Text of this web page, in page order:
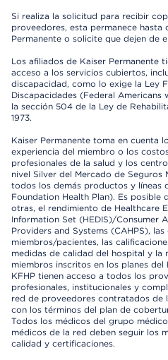
Si realiza la solicitud para recibir
proveedores, esta permanece hasta
Permanente o solicite que dejen de
Los afiliados de Kaiser Permanente
acceso a los servicios cubiertos,
discapacidad, como lo exige la Ley
Discapacidades (Federal
la sección 504 de la Ley de
1973.
Kaiser Permanente toma en cuenta
experiencia del miembro o los
profesionales de la salud y los
nivel Silver del Mercado de Seguros
todos los demás productos y líneas
Foundation Health Plan). Es posible
otras, el rendimiento de Healthcare
Information Set (HEDIS)/Consumer
Providers and Systems (CAHPS), las
miembros/pacientes, las
medidas de calidad del hospital y la
miembros inscritos en los planes
KFHP tienen acceso a todos los
profesionales, institucionales y
red de proveedores contratados de
con los términos del plan de
Todos los médicos del grupo
médicos de la red deben seguir los
calidad y certificaciones.